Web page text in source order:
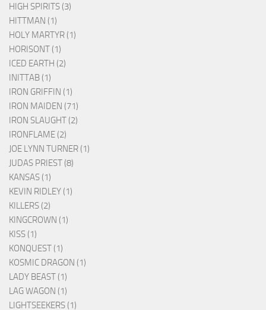
HIGH SPIRITS (3)
HITTMAN (1)
HOLY MARTYR (1)
HORISONT (1)
ICED EARTH (2)
INITTAB (1)
IRON GRIFFIN (1)
IRON MAIDEN (71)
IRON SLAUGHT (2)
IRONFLAME (2)
JOE LYNN TURNER (1)
JUDAS PRIEST (8)
KANSAS (1)
KEVIN RIDLEY (1)
KILLERS (2)
KINGCROWN (1)
KISS (1)
KONQUEST (1)
KOSMIC DRAGON (1)
LADY BEAST (1)
LAG WAGON (1)
LIGHTSEEKERS (1)